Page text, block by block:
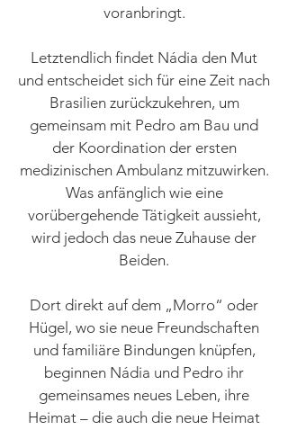
voranbringt.
Letztendlich findet Nádia den Mut
und entscheidet sich für eine Zeit nach
Brasilien zurückzukehren, um
gemeinsam mit Pedro am Bau und
der Koordination der ersten
medizinischen Ambulanz mitzuwirken.
Was anfänglich wie eine
vorübergehende Tätigkeit aussieht,
wird jedoch das neue Zuhause der
Beiden.
Dort direkt auf dem „Morro“ oder
Hügel, wo sie neue Freundschaften
und familiäre Bindungen knüpfen,
beginnen Nádia und Pedro ihr
gemeinsames neues Leben, ihre
Heimat – die auch die neue Heimat